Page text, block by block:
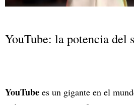
YouTube: la potencia del
YouTube es un gigante en el